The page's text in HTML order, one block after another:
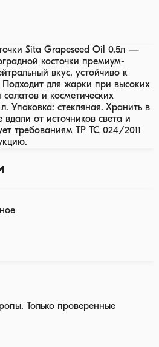
Sita Grapeseed Oil 0,5л —
косточки премиум-
вкус, устойчиво к
для жарки при высоких
и косметических
Упаковка: стекляная. Хранить в
от источников света и
требованиям ТР ТС 024/2011
Только проверенные